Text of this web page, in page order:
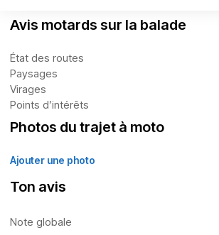
Avis motards sur la balade
État des routes
Paysages
Virages
Points d’intérêts
Photos du trajet à moto
Ajouter une photo
Ton avis
Note globale